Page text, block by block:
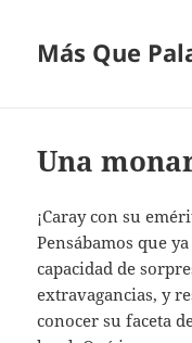
Más Que
Una
¡Caray con su
Pensábamos que
capacidad de
extravagancias, y
conocer su faceta